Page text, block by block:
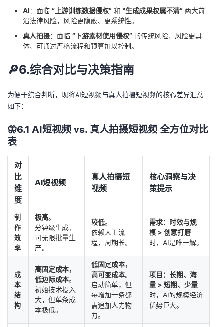
AI：面临 “上游训练数据侵权” 和 “生成成果权属不清” 两大前
沿法律风险，风险更隐蔽、更系统性。
真人拍摄：面临 “下游素材使用侵权” 的传统风险，风险更具
体、可通过严格流程和预算加以控制。
🔎6.综合对比与决策指南
为便于综合判断，现将AI短视频与真人拍摄短视频的核心差异汇总
如下：
🦋6.1 AI短视频 vs. 真人拍摄短视频 全方位对比
表
对
比
维
度
AI短视频
真人拍摄短
视频
核心洞察与决
策提示
制
作
效
率
极高。
分钟级生成，
可无限批量生
产。
较低。
依赖人工流
程，周期长。
需求：时效与规
模 > 创意打磨
时，AI是唯一解。
成
本
结
构
高固定成本，
低边际成本。
初始技术投入
大，但单条成
本极低。
低固定成本，
高可变成本。
启动简单，但
每增加一条都
需追加人力物
力。
项目：长期、海
量 > 短期、少量
时，AI的规模经济
优势巨大。